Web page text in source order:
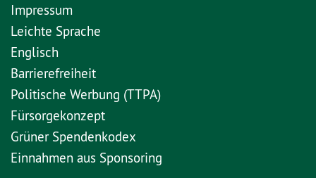
Impressum
Leichte Sprache
Englisch
Barrierefreiheit
Politische Werbung (TTPA)
Fürsorgekonzept
Grüner Spendenkodex
Einnahmen aus Sponsoring